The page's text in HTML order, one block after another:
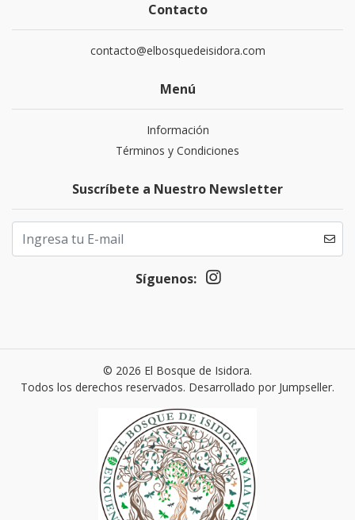
Contacto
contacto@elbosquedeisidora.com
Menú
Información
Términos y Condiciones
Suscríbete a Nuestro Newsletter
Síguenos:
© 2026 El Bosque de Isidora.
Todos los derechos reservados. Desarrollado por Jumpseller.